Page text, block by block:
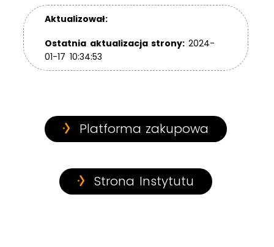
Aktualizował:
Ostatnia aktualizacja strony: 2024-
01-17 10:34:53
Platforma zakupowa
Strona Instytutu